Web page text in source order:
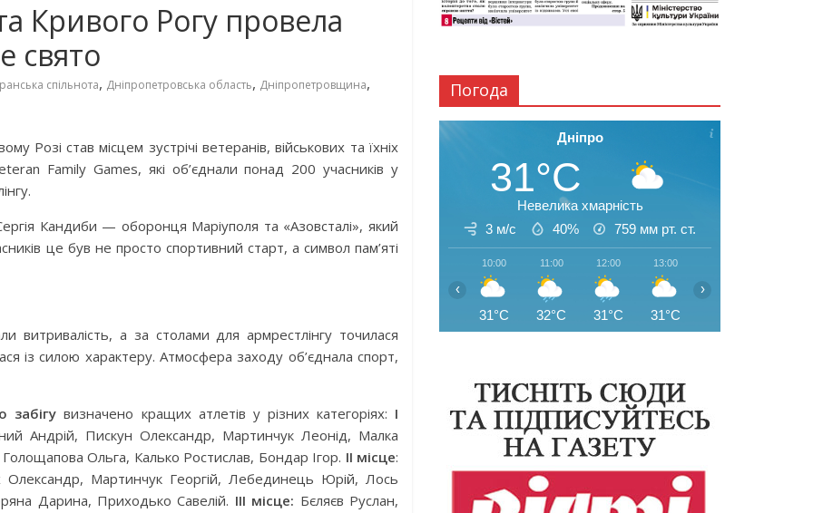
Кривого Рогу провела
свято
спільнота, Дніпропетровська область, Дніпропетровщина,
Розі став місцем зустрічі ветеранів, військових та їхніх
Family Games, які об’єднали понад 200 учасників у
Кандиби — оборонця Маріуполя та «Азовсталі», який
це був не просто спортивний старт, а символ пам’яті
витривалість, а за столами для армрестлінгу точилася
із силою характеру. Атмосфера заходу об’єднала спорт,
забігувизначено кращих атлетів у різних категоріях: І
Андрій, Пискун Олександр, Мартинчук Леонід, Малка
Ольга, Калько Ростислав, Бондар Ігор. ІІ місце:
Олександр, Мартинчук Георгій, Лебединець Юрій, Лось
Дарина, Приходько Савелій. ІІІ місце: Бєляєв Руслан,
Погода
Дніпро
31°C
Невелика хмарність
3 м/с
40% 759 мм рт. ст.
10:00
31°C
11:00
32°C
12:00
31°C
13:00
31°C
‹ ›